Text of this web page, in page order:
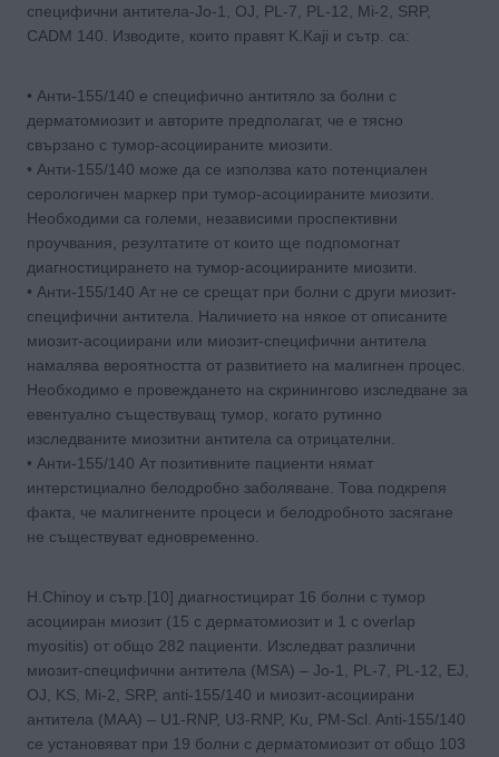
специфични антитела-Jo-1, OJ, PL-7, PL-12, Mi-2, SRP,
CADM 140. Изводите, които правят K.Kaji и сътр. са:
• Анти-155/140 е специфично антитяло за болни с
дерматомиозит и авторите предполагат, че е тясно
свързано с тумор-асоциираните миозити.
• Анти-155/140 може да се използва като потенциален
серологичен маркер при тумор-асоциираните миозити.
Необходими са големи, независими проспективни
проучвания, резултатите от които ще подпомогнат
диагностицирането на тумор-асоциираните миозити.
• Анти-155/140 Ат не се срещат при болни с други миозит-
специфични антитела. Наличието на някое от описаните
миозит-асоциирани или миозит-специфични антитела
намалява вероятността от развитието на малигнен процес.
Необходимо е провеждането на скринингово изследване за
евентуално съществуващ тумор, когато рутинно
изследваните миозитни антитела са отрицателни.
• Анти-155/140 Ат позитивните пациенти нямат
интерстициално белодробно заболяване. Това подкрепя
факта, че малигнените процеси и белодробното засягане
не съществуват едновременно.
H.Chinoy и сътр.[10] диагностицират 16 болни с тумор
асоцииран миозит (15 с дерматомиозит и 1 с overlap
myositis) от общо 282 пациенти. Изследват различни
миозит-специфични антитела (MSA) – Jo-1, PL-7, PL-12, EJ,
OJ, KS, Mi-2, SRP, anti-155/140 и миозит-асоциирани
антитела (MAA) – U1-RNP, U3-RNP, Ku, PM-Scl. Anti-155/140
се установяват при 19 болни с дерматомиозит от общо 103